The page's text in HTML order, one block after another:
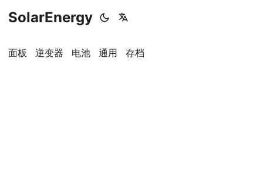
SolarEnergy
面板 逆变器 电池 通用 存档